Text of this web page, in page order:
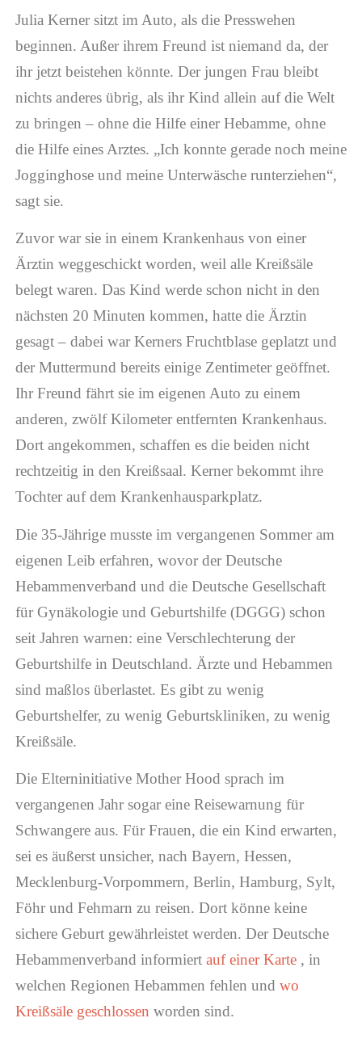
Julia Kerner sitzt im Auto, als die Presswehen
beginnen. Außer ihrem Freund ist niemand da, der
ihr jetzt beistehen könnte. Der jungen Frau bleibt
nichts anderes übrig, als ihr Kind allein auf die Welt
zu bringen – ohne die Hilfe einer Hebamme, ohne
die Hilfe eines Arztes. „Ich konnte gerade noch meine
Jogginghose und meine Unterwäsche runterziehen“,
sagt sie.
Zuvor war sie in einem Krankenhaus von einer
Ärztin weggeschickt worden, weil alle Kreißsäle
belegt waren. Das Kind werde schon nicht in den
nächsten 20 Minuten kommen, hatte die Ärztin
gesagt – dabei war Kerners Fruchtblase geplatzt und
der Muttermund bereits einige Zentimeter geöffnet.
Ihr Freund fährt sie im eigenen Auto zu einem
anderen, zwölf Kilometer entfernten Krankenhaus.
Dort angekommen, schaffen es die beiden nicht
rechtzeitig in den Kreißsaal. Kerner bekommt ihre
Tochter auf dem Krankenhausparkplatz.
Die 35-Jährige musste im vergangenen Sommer am
eigenen Leib erfahren, wovor der Deutsche
Hebammenverband und die Deutsche Gesellschaft
für Gynäkologie und Geburtshilfe (DGGG) schon
seit Jahren warnen: eine Verschlechterung der
Geburtshilfe in Deutschland. Ärzte und Hebammen
sind maßlos überlastet. Es gibt zu wenig
Geburtshelfer, zu wenig Geburtskliniken, zu wenig
Kreißsäle.
Die Elterninitiative Mother Hood sprach im
vergangenen Jahr sogar eine Reisewarnung für
Schwangere aus. Für Frauen, die ein Kind erwarten,
sei es äußerst unsicher, nach Bayern, Hessen,
Mecklenburg-Vorpommern, Berlin, Hamburg, Sylt,
Föhr und Fehmarn zu reisen. Dort könne keine
sichere Geburt gewährleistet werden. Der Deutsche
Hebammenverband informiert auf einer Karte , in
welchen Regionen Hebammen fehlen und wo
Kreißsäle geschlossen worden sind.